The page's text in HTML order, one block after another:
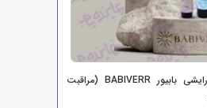
اعطای نمایندگی محصولات آرایشی بابیور BABIVERR (مراقبت